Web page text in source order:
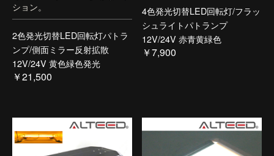
ション。
2色発光切替LED回転灯パトラ
ンプ/側面ミラー反射拡散
12V/24V 黄色緑色発光
￥21,500
4色発光切替LED回転灯/フラッ
シュライトパトランプ
12V/24V 赤青黄緑色
￥7,900